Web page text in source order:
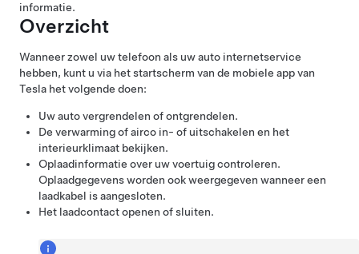
informatie.
Overzicht
Wanneer zowel uw telefoon als uw auto internetservice
hebben, kunt u via het startscherm van de mobiele app van
Tesla het volgende doen:
Uw auto vergrendelen of ontgrendelen.
De verwarming of airco in- of uitschakelen en het
interieurklimaat bekijken.
Oplaadinformatie over uw voertuig controleren.
Oplaadgegevens worden ook weergegeven wanneer een
laadkabel is aangesloten.
Het laadcontact openen of sluiten.